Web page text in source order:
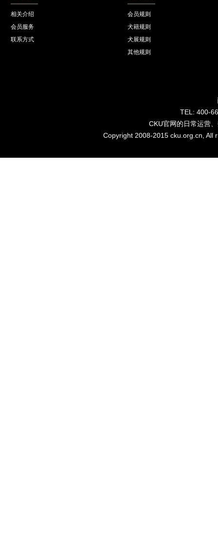
相关介绍
会员服务
联系方式
会员规则
犬籍规则
犬展规则
其他规则
TEL: 400-
CKU官网的日常运营
Copyright 2008-2015 cku.org.cn,